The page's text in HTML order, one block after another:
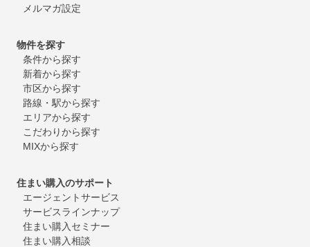
メルマガ設定
物件を探す
条件から探す
新着から探す
市区から探す
路線・駅から探す
エリアから探す
こだわりから探す
MIXから探す
住まい購入のサポート
エージェントサービス
サービスラインナップ
住まい購入セミナー
住まい購入相談